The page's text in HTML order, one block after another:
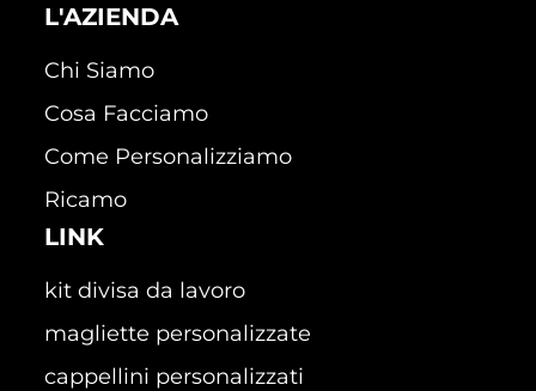
L'AZIENDA
Chi Siamo
Cosa Facciamo
Come Personalizziamo
Ricamo
LINK
kit divisa da lavoro
magliette personalizzate
cappellini personalizzati